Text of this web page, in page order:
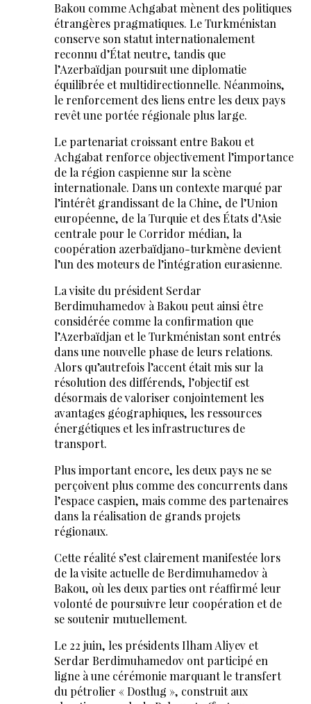
Bakou comme Achgabat mènent des politiques
étrangères pragmatiques. Le Turkménistan
conserve son statut internationalement
reconnu d’État neutre, tandis que
l’Azerbaïdjan poursuit une diplomatie
équilibrée et multidirectionnelle. Néanmoins,
le renforcement des liens entre les deux pays
revêt une portée régionale plus large.
Le partenariat croissant entre Bakou et
Achgabat renforce objectivement l’importance
de la région caspienne sur la scène
internationale. Dans un contexte marqué par
l’intérêt grandissant de la Chine, de l’Union
européenne, de la Turquie et des États d’Asie
centrale pour le Corridor médian, la
coopération azerbaïdjano-turkmène devient
l’un des moteurs de l’intégration eurasienne.
La visite du président Serdar
Berdimuhamedov à Bakou peut ainsi être
considérée comme la confirmation que
l’Azerbaïdjan et le Turkménistan sont entrés
dans une nouvelle phase de leurs relations.
Alors qu’autrefois l’accent était mis sur la
résolution des différends, l’objectif est
désormais de valoriser conjointement les
avantages géographiques, les ressources
énergétiques et les infrastructures de
transport.
Plus important encore, les deux pays ne se
perçoivent plus comme des concurrents dans
l’espace caspien, mais comme des partenaires
dans la réalisation de grands projets
régionaux.
Cette réalité s’est clairement manifestée lors
de la visite actuelle de Berdimuhamedov à
Bakou, où les deux parties ont réaffirmé leur
volonté de poursuivre leur coopération et de
se soutenir mutuellement.
Le 22 juin, les présidents Ilham Aliyev et
Serdar Berdimuhamedov ont participé en
ligne à une cérémonie marquant le transfert
du pétrolier « Dostlug », construit aux